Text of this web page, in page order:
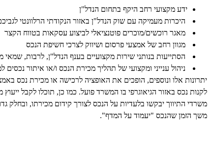
ידע מקצועי רחב היקף בתחום הנדל"ן
היכרות מעמיקה עם שוק הנדל"ן באזור הנקודתי הרלוונטי
מאגר רוכשים/מוכרים פוטנציאלי לביצוע עסקאות בטווח הקצר
מגוון רחב של אמצעי פרסום ושיווק לצרכי חשיפת הנכס
הסתייעות בנותני שירות מקצועיים בענף הנדל"ן, לרבות,
ניהול ענייני ומקצועי של תהליך מכירת הנכס ו/או איתור נכסים
יתרונות אלו ונוספים, הופכים את האופציה לרכישה או מכירת נכס
לקנות נכס באזור הגיאוגרפי בו המשרד פועל. כמו כן, תוכלו לקבל
משרדי התיווך יבקשו בלעדיות על הנכס לצורך קידום מכירתו,
משך הזמן שהנכס "יעמוד על המדף".